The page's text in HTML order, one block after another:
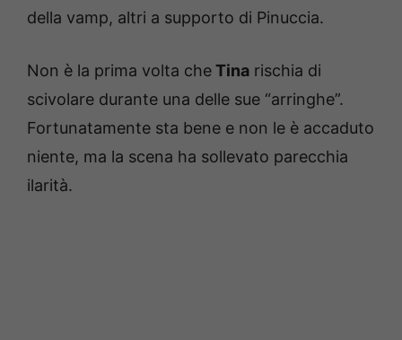
della vamp, altri a supporto di Pinuccia.
Non è la prima volta cheTina rischia di
scivolare durante una delle sue “arringhe”.
Fortunatamente sta bene e non le è accaduto
niente, ma la scena ha sollevato parecchia
ilarità.